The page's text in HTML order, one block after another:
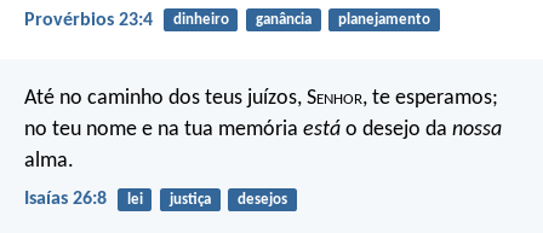
Provérbios 23:4 dinheiro ganância planejamento
Até no caminho dos teus juízos, Senhor, te esperamos;
no teu nome e na tua memória está o desejo da nossa
alma.
Isaías 26:8 lei justiça desejos